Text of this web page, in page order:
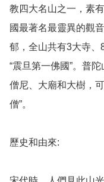
教四大名山之一，素
國最著名最靈異的觀
郁，全山共有3大寺
“震旦第一佛國”。普
僧尼、大廟和大樹，
僧”。
歷史和由來: